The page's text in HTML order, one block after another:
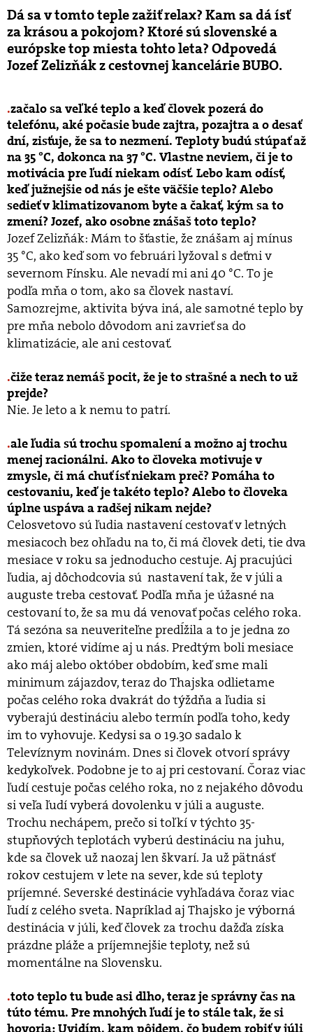
Dá sa v tomto teple zažiť relax? Kam sa dá ísť
za krásou a pokojom? Ktoré sú slovenské a
európske top miesta tohto leta? Odpovedá
Jozef Zelizňák z cestovnej kancelárie BUBO.
začalo sa veľké teplo a keď človek pozerá do
telefónu, aké počasie bude zajtra, pozajtra a o desať
dní, zisťuje, že sa to nezmení. Teploty budú stúpať až
na 35 °C, dokonca na 37 °C. Vlastne neviem, či je to
motivácia pre ľudí niekam odísť. Lebo kam odísť,
keď južnejšie od nás je ešte väčšie teplo? Alebo
sedieť v klimatizovanom byte a čakať, kým sa to
zmení? Jozef, ako osobne znášaš toto teplo?
Jozef Zelizňák: Mám to šťastie, že znášam aj mínus
35 °C, ako keď som vo februári lyžoval s deťmi v
severnom Fínsku. Ale nevadí mi ani 40 °C. To je
podľa mňa o tom, ako sa človek nastaví.
Samozrejme, aktivita býva iná, ale samotné teplo by
pre mňa nebolo dôvodom ani zavrieť sa do
klimatizácie, ale ani cestovať.
čiže teraz nemáš pocit, že je to strašné a nech to už
prejde?
Nie. Je leto a k nemu to patrí.
ale ľudia sú trochu spomalení a možno aj trochu
menej racionálni. Ako to človeka motivuje v
zmysle, či má chuť ísť niekam preč? Pomáha to
cestovaniu, keď je takéto teplo? Alebo to človeka
úplne uspáva a radšej nikam nejde?
Celosvetovo sú ľudia nastavení cestovať v letných
mesiacoch bez ohľadu na to, či má človek deti, tie dva
mesiace v roku sa jednoducho cestuje. Aj pracujúci
ľudia, aj dôchodcovia sú nastavení tak, že v júli a
auguste treba cestovať. Podľa mňa je úžasné na
cestovaní to, že sa mu dá venovať počas celého roka.
Tá sezóna sa neuveriteľne predĺžila a to je jedna zo
zmien, ktoré vidíme aj u nás. Predtým boli mesiace
ako máj alebo október obdobím, keď sme mali
minimum zájazdov, teraz do Thajska odlietame
počas celého roka dvakrát do týždňa a ľudia si
vyberajú destináciu alebo termín podľa toho, kedy
im to vyhovuje. Kedysi sa o 19.30 sadalo k
Televíznym novinám. Dnes si človek otvorí správy
kedykoľvek. Podobne je to aj pri cestovaní. Čoraz viac
ľudí cestuje počas celého roka, no z nejakého dôvodu
si veľa ľudí vyberá dovolenku v júli a auguste.
Trochu nechápem, prečo si toľkí v týchto 35-
stupňových teplotách vyberú destináciu na juhu,
kde sa človek už naozaj len škvarí. Ja už pätnásť
rokov cestujem v lete na sever, kde sú teploty
príjemné. Severské destinácie vyhľadáva čoraz viac
ľudí z celého sveta. Napríklad aj Thajsko je výborná
destinácia v júli, keď človek za trochu dažďa získa
prázdne pláže a príjemnejšie teploty, než sú
momentálne na Slovensku.
toto teplo tu bude asi dlho, teraz je správny čas na
túto tému. Pre mnohých ľudí je to stále tak, že si
hovoria: Uvidím, kam pôjdem, čo budem robiť v júli